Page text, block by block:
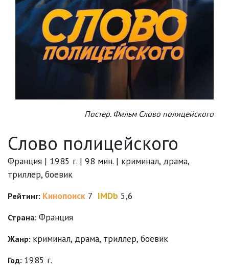
Постер. Фильм Слово полицейского
Слово полицейского
Франция | 1985 г. | 98 мин. | криминал, драма,
триллер, боевик
Рейтинг: Кинопоиск 7 IMDb 5,6
Страна: Франция
Жанр: криминал, драма, триллер, боевик
Год: 1985 г.